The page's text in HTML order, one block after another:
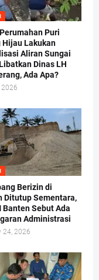
Puri
Hijau Lakukan
Aliran Sungai
Dinas LH
Ada Apa?
Berizin di
Ditutup Sementara,
Banten Sebut Ada
Administrasi
24, 2026